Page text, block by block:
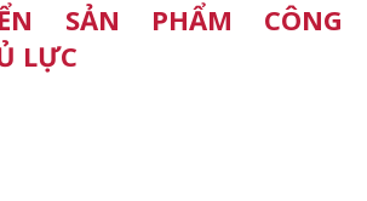
SẢN PHẨM CÔNG
LỰC